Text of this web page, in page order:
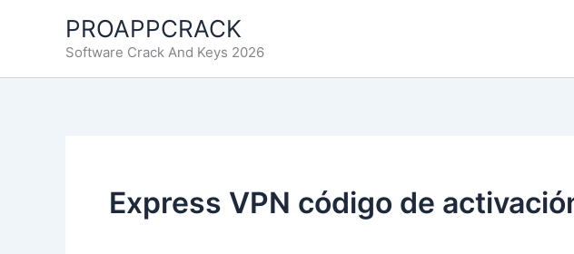
contenido
PROAPPCRACK
Software Crack And Keys 2026
Express VPN código de